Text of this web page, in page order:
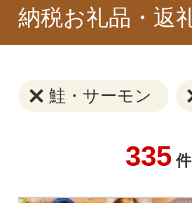
納税お礼品・返
鮭・サーモン
335